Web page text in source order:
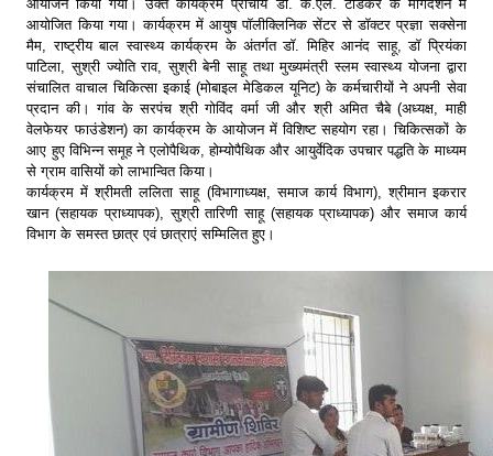
आयोजन किया गया। उक्त कार्यक्रम प्राचार्य डॉ. के.एल. टांडेकर के मार्गदर्शन में
आयोजित किया गया। कार्यक्रम में आयुष पॉलीक्लिनिक सेंटर से डॉक्टर प्रज्ञा सक्सेना
मैम, राष्ट्रीय बाल स्वास्थ्य कार्यक्रम के अंतर्गत डॉ. मिहिर आनंद साहू, डॉ प्रियंका
पाटिला, सुश्री ज्योति राव, सुश्री बेनी साहू तथा मुख्यमंत्री स्लम स्वास्थ्य योजना द्वारा
संचालित वाचाल चिकित्सा इकाई (मोबाइल मेडिकल यूनिट) के कर्मचारीयों ने अपनी सेवा
प्रदान की।‌ गांव के सरपंच श्री गोविंद वर्मा जी और श्री अमित चैबे (अध्यक्ष, माही
वेलफेयर फाउंडेशन) का कार्यक्रम के आयोजन में विशिष्ट सहयोग रहा। चिकित्सकों के
आए हुए विभिन्न समूह ने एलोपैथिक, होम्योपैथिक और आयुर्वेदिक उपचार पद्धति के माध्यम
से ग्राम वासियों को लाभान्वित किया।
कार्यक्रम में श्रीमती ललिता साहू (विभागाध्यक्ष, समाज कार्य विभाग), श्रीमान इकरार
खान (सहायक प्राध्यापक), सुश्री तारिणी साहू (सहायक प्राध्यापक) और समाज कार्य
विभाग के समस्त छात्र एवं छात्राएं सम्मिलित हुए।